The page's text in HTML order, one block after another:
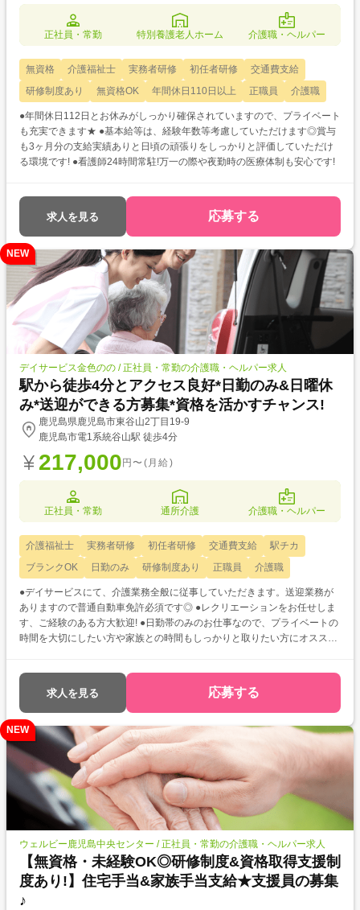
正社員・常勤 特別養護老人ホーム 介護職・ヘルパー
無資格 介護福祉士 実務者研修 初任者研修
交通費支給
研修制度あり
無資格OK 年間休日110日以上 正職員 介護職
●年間休日112日とお休みがしっかり確保されていますので、プライベート
も充実できます★ ●基本給等は、経験年数等考慮していただけます◎賞与
も3ヶ月分の支給実績ありと日頃の頑張りをしっかりと評価していただけ
る環境です! ●看護師24時間常駐!万一の際や夜勤時の医療体制も安心です!
求人を見る 応募する
NEW
デイサービス金色のの / 正社員・常勤の介護職・ヘルパー求人
駅から徒歩4分とアクセス良好*日勤のみ&日曜休
み*送迎ができる方募集*資格を活かすチャンス!
鹿児島県鹿児島市東谷山2丁目19-9
鹿児島市電1系統谷山駅 徒歩4分
217,000 円〜(月給)
正社員・常勤 通所介護 介護職・ヘルパー
介護福祉士 実務者研修 初任者研修 交通費支給
駅チカ
ブランクOK
日勤のみ 研修制度あり 正職員 介護職
●デイサービスにて、介護業務全般に従事していただきます。送迎業務が
ありますので普通自動車免許必須です◎ ●レクリエーションをお任せしま
す、ご経験のある方大歓迎! ●日勤帯のみのお仕事なので、プライベートの
時間を大切にしたい方や家族との時間もしっかりと取りたい方にオススメ
求人を見る 応募する
NEW
ウェルビー鹿児島中央センター / 正社員・常勤の介護職・ヘルパー求人
【無資格・未経験OK◎研修制度&資格取得支援制
度あり!】住宅手当&家族手当支給★支援員の募集
♪